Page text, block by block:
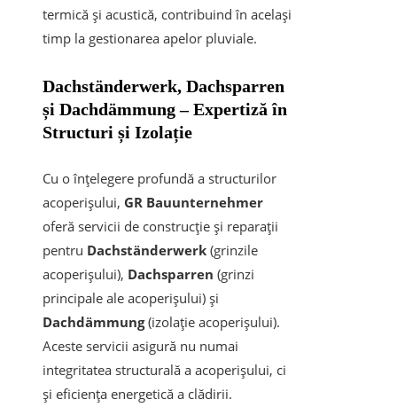
termică și acustică, contribuind în același
timp la gestionarea apelor pluviale.
Dachständerwerk, Dachsparren
și Dachdämmung – Expertiză în
Structuri și Izolație
Cu o înțelegere profundă a structurilor
acoperișului, GR Bauunternehmer
oferă servicii de construcție și reparații
pentru Dachständerwerk (grinzile
acoperișului), Dachsparren (grinzi
principale ale acoperișului) și
Dachdämmung(izolație acoperișului).
Aceste servicii asigură nu numai
integritatea structurală a acoperișului, ci
și eficiența energetică a clădirii.